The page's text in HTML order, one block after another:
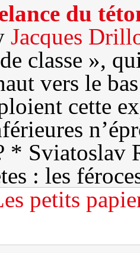
du
Jacques
classe »,
vers le
cette
* Sviatoslav
: les
petits